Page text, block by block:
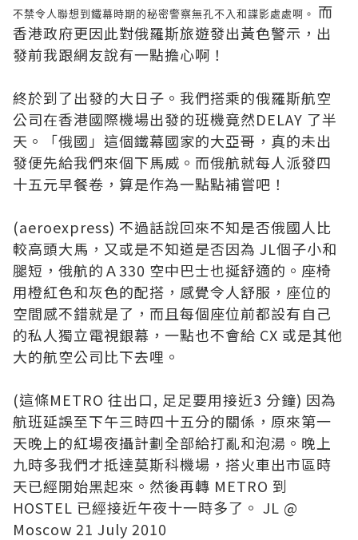
不禁令人聯想到鐵幕時期的秘密警察無孔不入和諜影處處啊。
而
香港政府更因此對俄羅斯旅遊發出黃色警示，出
發前我跟網友說有一點擔心啊！
終於到了出發的大日子。我們搭乘的俄羅斯航空
公司在香港國際機場出發的班機竟然DELAY 了半
天。「俄國」這個鐵幕國家的大亞哥，真的未出
發便先給我們來個下馬威。而俄航就每人派發四
十五元早餐卷，算是作為一點點補嘗吧！
(aeroexpress) 不過話說回來不知是否俄國人比
較高頭大馬，又或是不知道是否因為 JL個子小和
腿短，俄航的Ａ330 空中巴士也挻舒適的。座椅
用橙紅色和灰色的配搭，感覺令人舒服，座位的
空間感不錯就是了，而且每個座位前都設有自己
的私人獨立電視銀幕，一點也不會給 CX 或是其他
大的航空公司比下去哩。
(這條METRO 往出口, 足足要用接近3 分鐘) 因為
航班延誤至下午三時四十五分的關係，原來第一
天晚上的紅場夜攝計劃全部給打亂和泡湯。晚上
九時多我們才抵達莫斯科機場，搭火車出市區時
天已經開始黑起來。然後再轉 METRO 到
HOSTEL 已經接近午夜十一時多了。 JL @
Moscow 21 July 2010